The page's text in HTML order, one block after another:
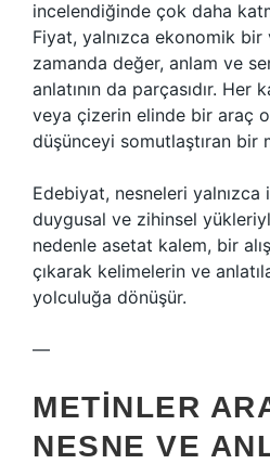
incelendiğinde çok daha
Fiyat, yalnızca ekonomik bir
zamanda değer, anlam ve
anlatının da parçasıdır. Her
veya çizerin elinde bir araç
düşünceyi somutlaştıran bir
Edebiyat, nesneleri
duygusal ve zihinsel
nedenle asetat kalem, bir
çıkarak kelimelerin ve
yolculuğa dönüşür.
—
METINLER
NESNE VE